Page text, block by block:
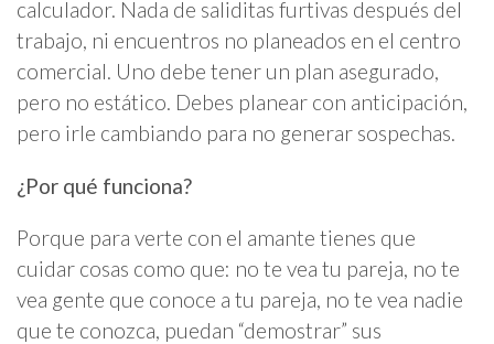
calculador. Nada de saliditas furtivas después del
trabajo, ni encuentros no planeados en el centro
comercial. Uno debe tener un plan asegurado,
pero no estático. Debes planear con anticipación,
pero irle cambiando para no generar sospechas.
¿Por qué funciona?
Porque para verte con el amante tienes que
cuidar cosas como que: no te vea tu pareja, no te
vea gente que conoce a tu pareja, no te vea nadie
que te conozca, puedan “demostrar” sus